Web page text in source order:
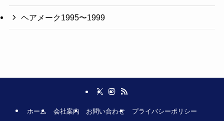
ヘアメーク1995〜1999
ホーム 会社案内 お問い合わせ プライバシーポリシー